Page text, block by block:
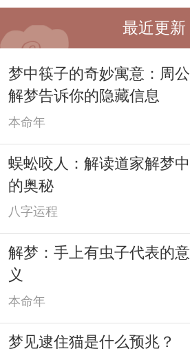
最近更新
梦中筷子的奇妙寓意：周公
解梦告诉你的隐藏信息
本命年
蜈蚣咬人：解读道家解梦中
的奥秘
八字运程
解梦：手上有虫子代表的意
义
本命年
梦见逮住猫是什么预兆？